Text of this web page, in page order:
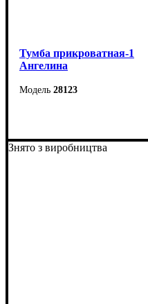
Тумба прикроватная-1
Ангелина
28123
Высота: 56 см
Глубина: 38 см
Знято з виробництва